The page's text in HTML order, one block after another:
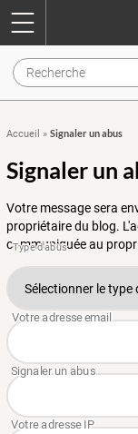
Accueil » Signaler un abus
Signaler un
Votre message sera
propriétaire du blog.
communiquée au